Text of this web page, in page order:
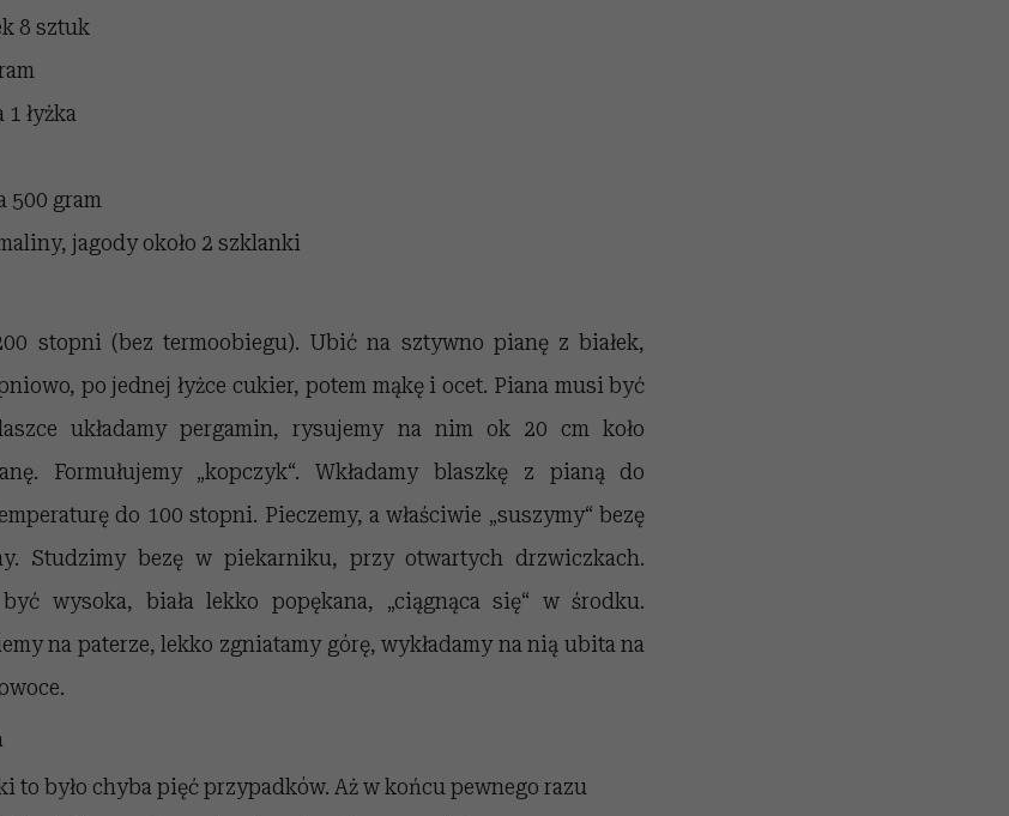
8 sztuk
1 łyżka
500 gram
jagody około 2 szklanki
stopni (bez termoobiegu). Ubić na sztywno pianę z białek,
po jednej łyżce cukier, potem mąkę i ocet. Piana musi być
układamy pergamin, rysujemy na nim ok 20 cm koło
Formułujemy „kopczyk“. Wkładamy blaszkę z pianą do
do 100 stopni. Pieczemy, a właściwie „suszymy“ bezę
Studzimy bezę w piekarniku, przy otwartych drzwiczkach.
wysoka, biała lekko popękana, „ciągnąca się“ w środku.
na paterze, lekko zgniatamy górę, wykładamy na nią ubita na
to było chyba pięć przypadków. Aż w końcu pewnego razu